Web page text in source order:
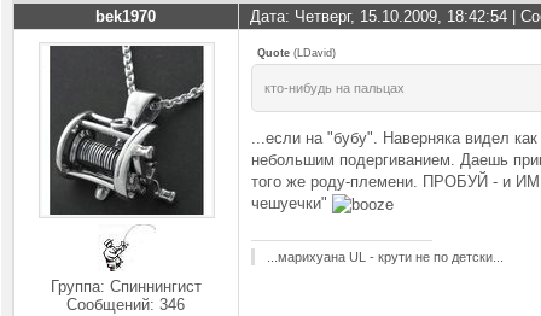
bek1970 Дата: Четверг, 15.10.2009, 18:42:54 |
Группа: Спиннингист
Сообщений:346
Quote (LDavid)
кто-нибудь на пальцах
...если на "бубу". Наверняка видел
небольшим подергиванием. Даешь
того же роду-племени. ПРОБУЙ - и
чешуечки"
...марихуана UL - крути не по детски...